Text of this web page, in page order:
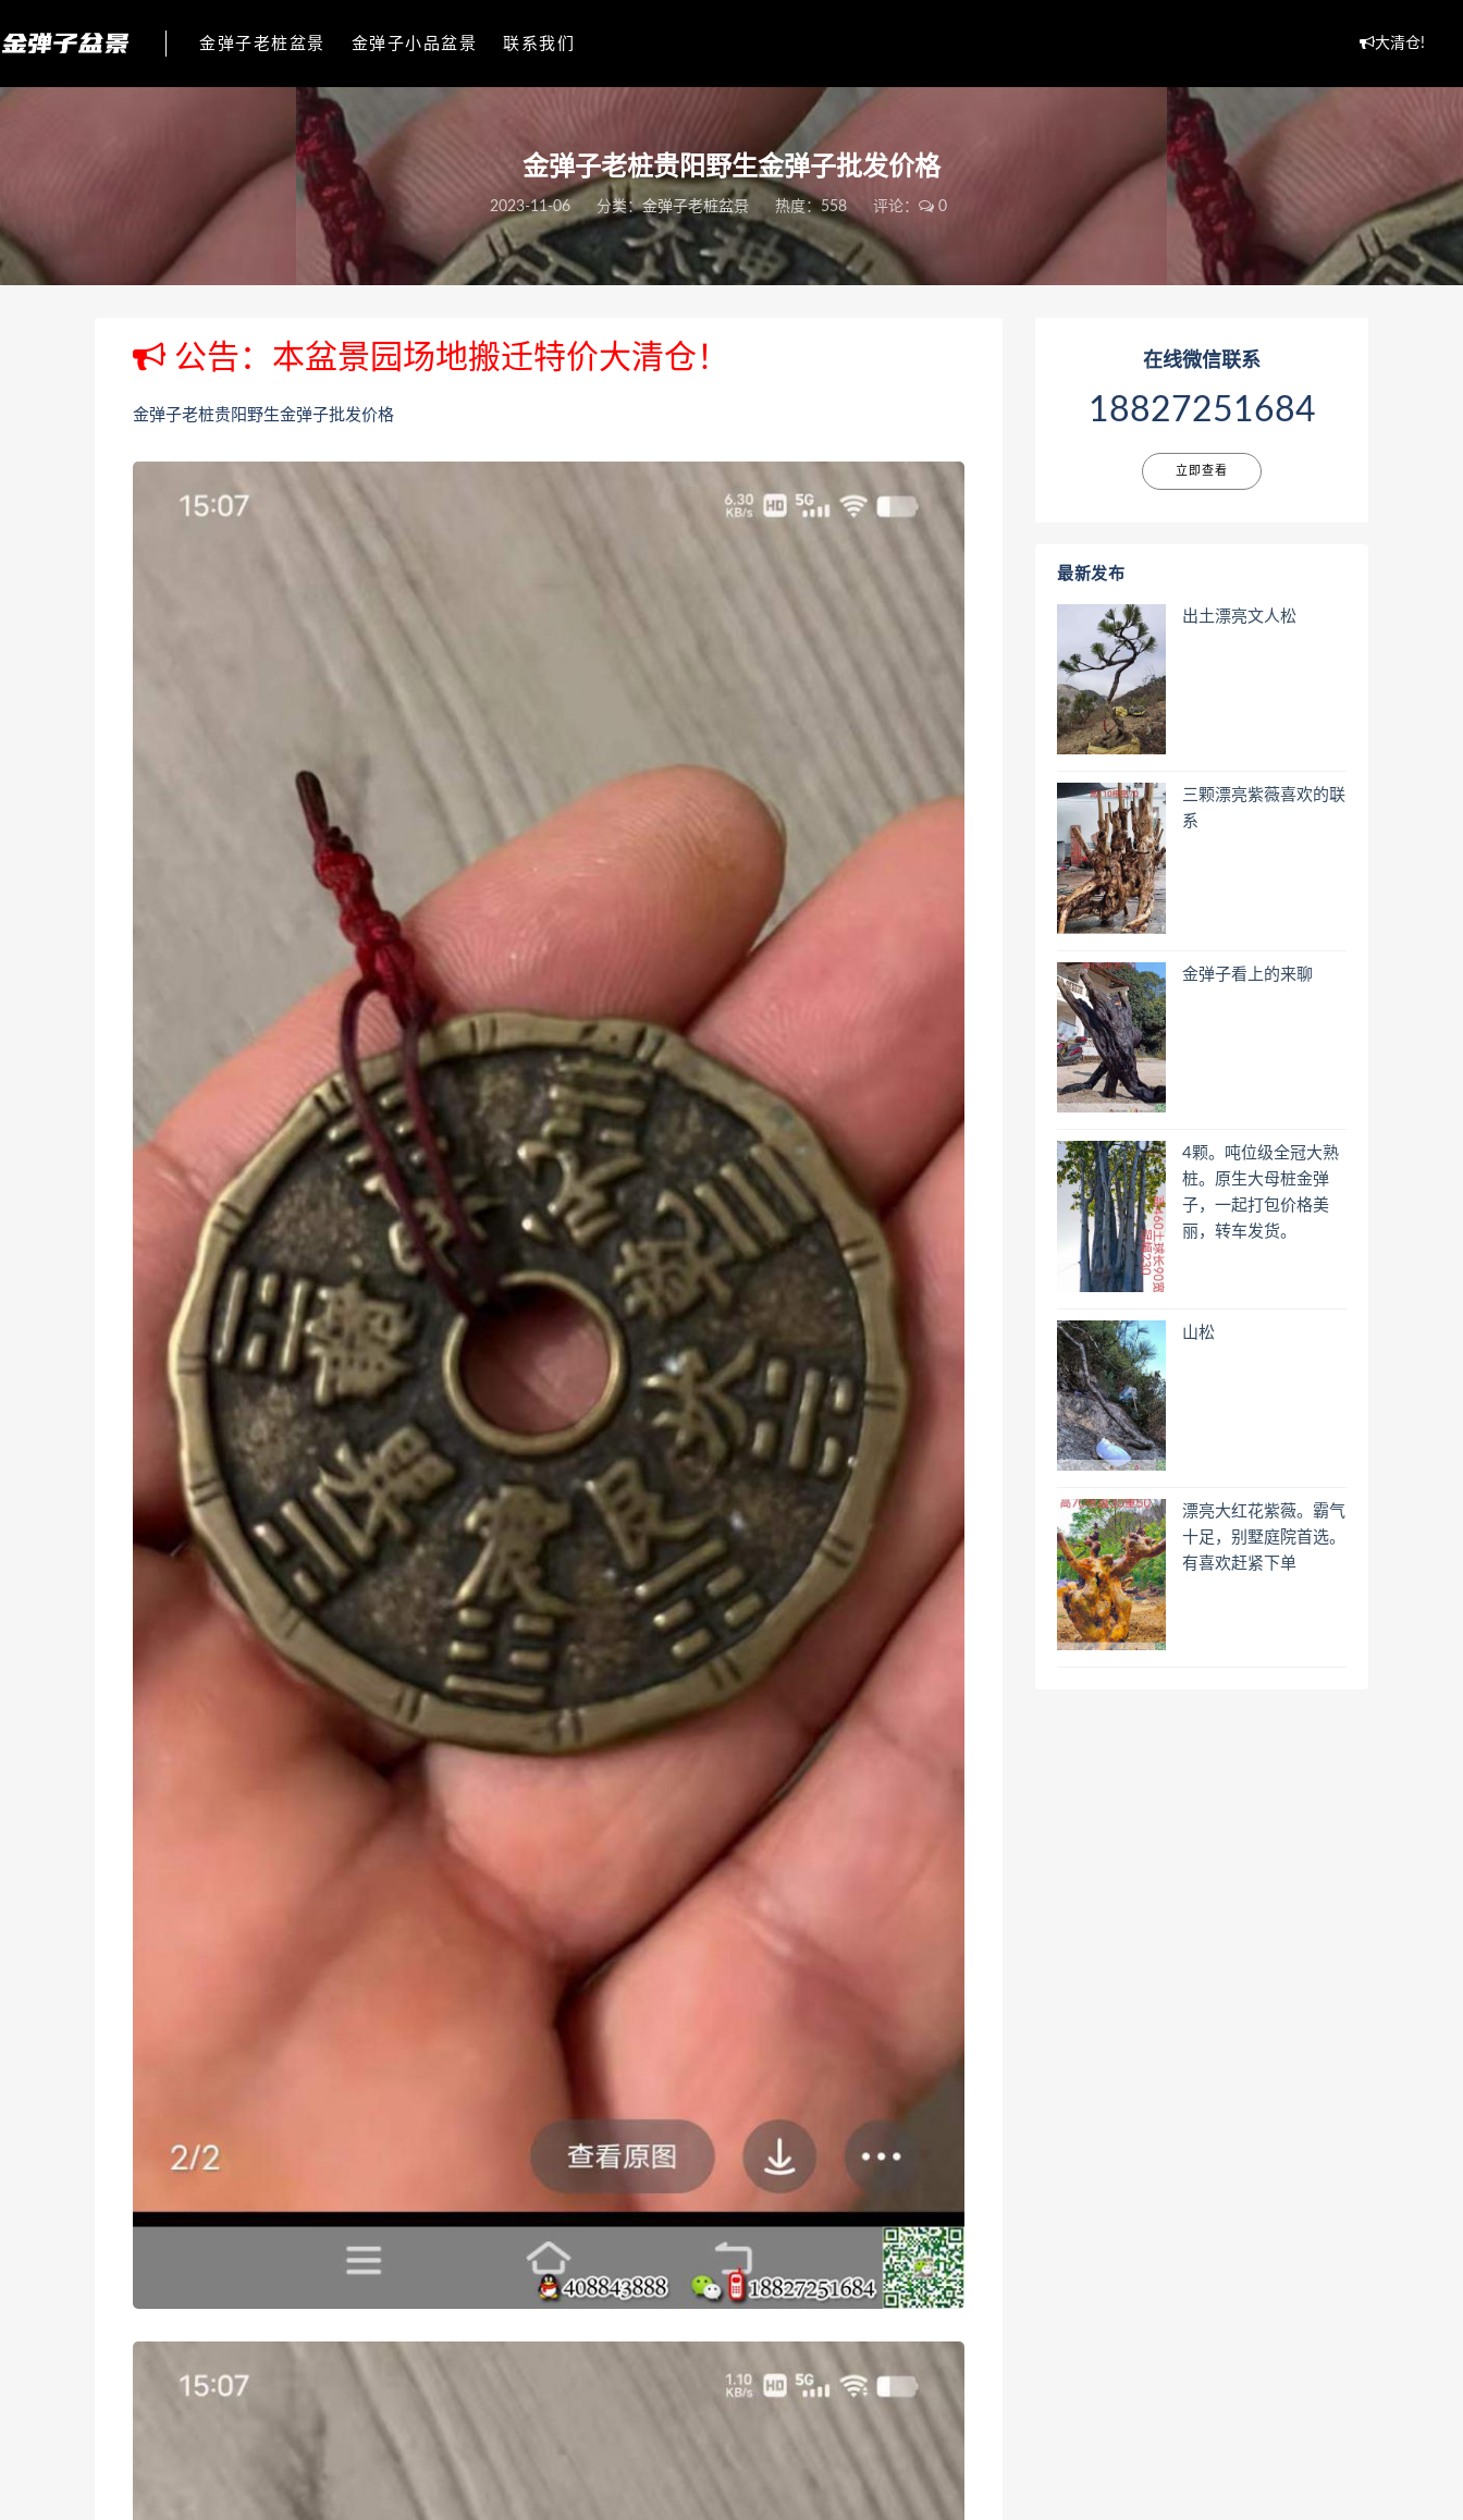
金弹子老桩盆景 金弹子小品盆景 联系我们 大清仓!
金弹子老桩贵阳野生金弹子批发价格
2023-11-06 分类：金弹子老桩盆景 热度：558 评论： 0
公告：本盆景园场地搬迁特价大清仓！
金弹子老桩贵阳野生金弹子批发价格
在线微信联系
18827251684
立即查看
最新发布
出土漂亮文人松
三颗漂亮紫薇喜欢的联
系
金弹子看上的来聊
4颗。吨位级全冠大熟
桩。原生大母桩金弹
子，一起打包价格美
丽，转车发货。
山松
漂亮大红花紫薇。霸气
十足，别墅庭院首选。
有喜欢赶紧下单